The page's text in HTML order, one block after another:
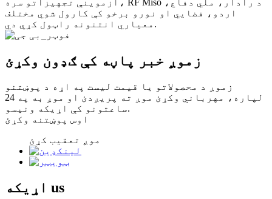
اردو، فضايي او نورو برخو کې کارول شوي مختلف
معیاري انتنونه راټول کړي دي.
زموږ خبر پاڼه کې ګډون وکړئ
زموږ د محصولاتو یا قیمت لیست په اړه د پوښتنو
لپاره، مهرباني وکړئ موږ ته پریږدئ او موږ به په 24
ساعتونو کې اړیکه ونیسو.
اوس پوښتنه وکړئ
موږ تعقیب کړئ
اړیکه us